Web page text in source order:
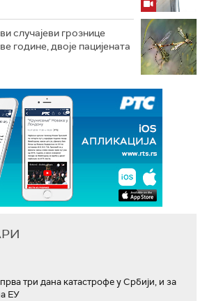
случајеви грознице
године, двоје пацијената
три дана катастрофе у Србији, и за
ЕУ